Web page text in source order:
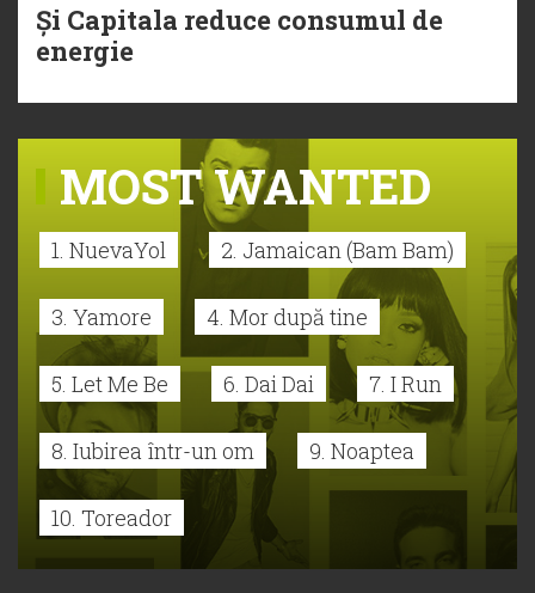
Și Capitala reduce consumul de
energie
MOST WANTED
1. NuevaYol 2. Jamaican (Bam Bam)
3. Yamore 4. Mor după tine
5. Let Me Be 6. Dai Dai 7. I Run
8. Iubirea într-un om 9. Noaptea
10. Toreador